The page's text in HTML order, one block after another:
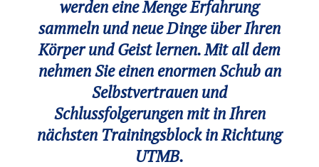
werden eine Menge Erfahrung
sammeln und neue Dinge über Ihren
Körper und Geist lernen. Mit all dem
nehmen Sie einen enormen Schub an
Selbstvertrauen und
Schlussfolgerungen mit in Ihren
nächsten Trainingsblock in Richtung
UTMB.